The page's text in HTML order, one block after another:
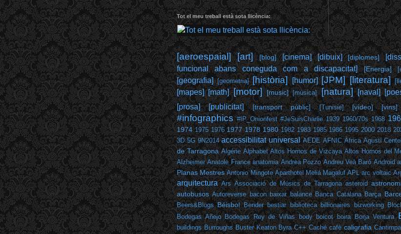
Tot el meu treball està sota llicència:
[aeroespaial] [art] [blog] [cinema] [dibuix] [diplomes]
funcional abans coneguda com a discapacitat]
[Energia]
[geografia] [geometria] [història] [humor] [JPM] [literatura]
[mapes] [math] [motor] [music] [música] [natura] [naval]
[prosa] [publicitat] [transport públic] [Tunisie] [vídeo] [vins]
#infographics #IP_Onionfest #JeSuisCharlie 1939 1960/70s 1968
1974 1975 1976 1977 1978 1980 1982 1983 1985 1986 1995 2000 2018
3D 5G 9N2014 accessibilitat universal AEDE AFNIC Àfrica Agustí
de Tarragona Algérie Alphabet Altos Hornos de Vizcaya Altos Hornos del
Alzheimer Anatole France anatomia Andrea Pozzo Andreu Veà Baró Android
Planas Mestres Antonio Mingote Aparthotel Meliá Magaluf APL arc voltaic
arquitectura Ars Associació de Músics de Tarragona asteroid
autobusos Autoreverse bacon baixar balance Banca Catalana Barça
Beers&Blogs Béisbol Bender bestiar biblioteca billionaires bizworking
Bodegas Añejo Bodegas Rey de Viñas body boicot boira Borja Ventura
buildings Burroughs Buster Keaton Byra C++ Caché cafè caligrafia